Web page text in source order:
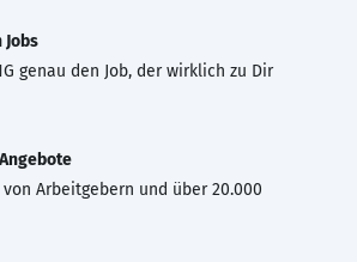
genau den Job, der wirklich zu Dir
Arbeitgebern und über 20.000